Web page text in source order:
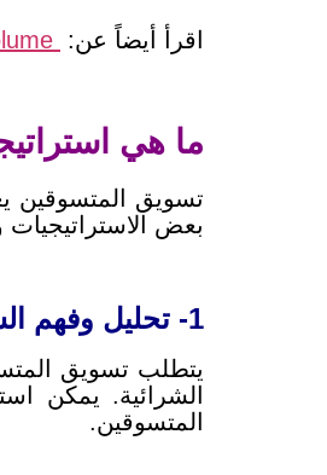
اقرأ أيضاً عن:
ما هي
تسويق المتسوقين
بعض
1- تحليل وفهم السلوك الشرائي
يتطلب تسويق
الشرائية. يمكن
المتسوقين.